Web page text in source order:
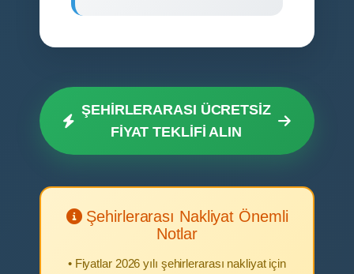
ŞEHİRLERARASI ÜCRETSİZ
FİYAT TEKLİFİ ALIN
Şehirlerarası Nakliyat Önemli
Notlar
• Fiyatlar 2026 yılı şehirlerarası nakliyat için